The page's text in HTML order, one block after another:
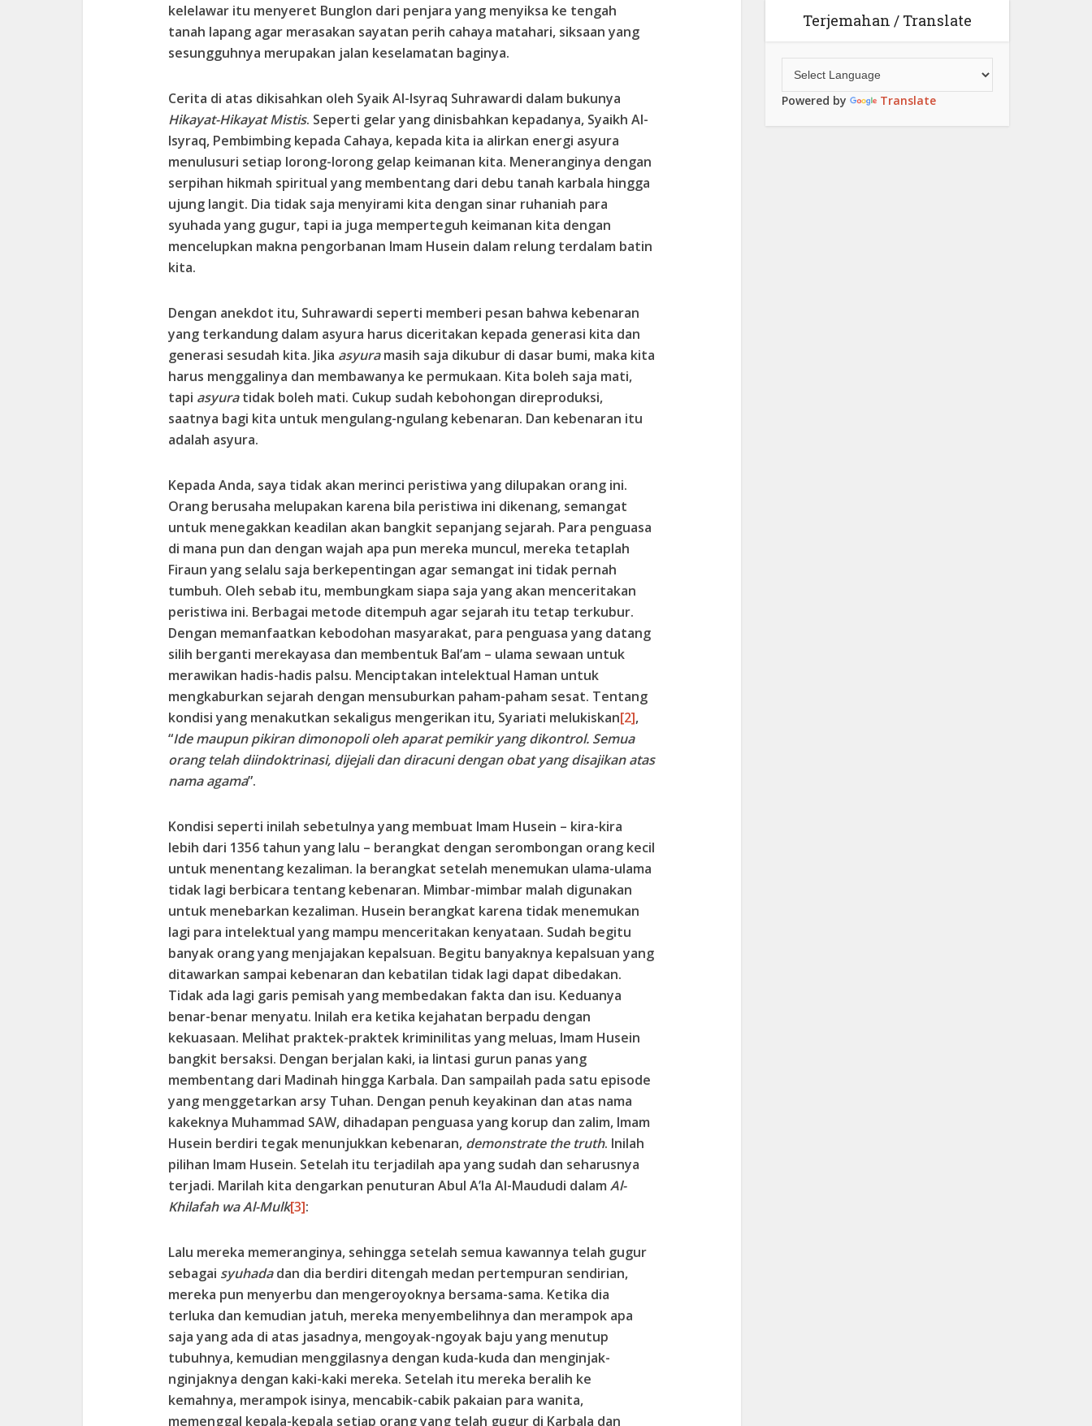
kelelawar itu menyeret Bunglon dari penjara yang menyiksa ke tengah
tanah lapang agar merasakan sayatan perih cahaya matahari, siksaan yang
sesungguhnya merupakan jalan keselamatan baginya.
Cerita di atas dikisahkan oleh Syaik Al-Isyraq Suhrawardi dalam bukunya
Hikayat-Hikayat Mistis. Seperti gelar yang dinisbahkan kepadanya, Syaikh Al-
Isyraq, Pembimbing kepada Cahaya, kepada kita ia alirkan energi asyura
menulusuri setiap lorong-lorong gelap keimanan kita. Meneranginya dengan
serpihan hikmah spiritual yang membentang dari debu tanah karbala hingga
ujung langit. Dia tidak saja menyirami kita dengan sinar ruhaniah para
syuhada yang gugur, tapi ia juga memperteguh keimanan kita dengan
mencelupkan makna pengorbanan Imam Husein dalam relung terdalam batin
kita.
Dengan anekdot itu, Suhrawardi seperti memberi pesan bahwa kebenaran
yang terkandung dalam asyura harus diceritakan kepada generasi kita dan
generasi sesudah kita. Jika asyuramasih saja dikubur di dasar bumi, maka kita
harus menggalinya dan membawanya ke permukaan. Kita boleh saja mati,
tapi asyuratidak boleh mati. Cukup sudah kebohongan direproduksi,
saatnya bagi kita untuk mengulang-ngulang kebenaran. Dan kebenaran itu
adalah asyura.
Kepada Anda, saya tidak akan merinci peristiwa yang dilupakan orang ini.
Orang berusaha melupakan karena bila peristiwa ini dikenang, semangat
untuk menegakkan keadilan akan bangkit sepanjang sejarah. Para penguasa
di mana pun dan dengan wajah apa pun mereka muncul, mereka tetaplah
Firaun yang selalu saja berkepentingan agar semangat ini tidak pernah
tumbuh. Oleh sebab itu, membungkam siapa saja yang akan menceritakan
peristiwa ini. Berbagai metode ditempuh agar sejarah itu tetap terkubur.
Dengan memanfaatkan kebodohan masyarakat, para penguasa yang datang
silih berganti merekayasa dan membentuk Bal’am – ulama sewaan untuk
merawikan hadis-hadis palsu. Menciptakan intelektual Haman untuk
mengkaburkan sejarah dengan mensuburkan paham-paham sesat. Tentang
kondisi yang menakutkan sekaligus mengerikan itu, Syariati melukiskan[2],
“Ide maupun pikiran dimonopoli oleh aparat pemikir yang dikontrol. Semua
orang telah diindoktrinasi, dijejali dan diracuni dengan obat yang disajikan atas
nama agama”.
Kondisi seperti inilah sebetulnya yang membuat Imam Husein – kira-kira
lebih dari 1356 tahun yang lalu – berangkat dengan serombongan orang kecil
untuk menentang kezaliman. Ia berangkat setelah menemukan ulama-ulama
tidak lagi berbicara tentang kebenaran. Mimbar-mimbar malah digunakan
untuk menebarkan kezaliman. Husein berangkat karena tidak menemukan
lagi para intelektual yang mampu menceritakan kenyataan. Sudah begitu
banyak orang yang menjajakan kepalsuan. Begitu banyaknya kepalsuan yang
ditawarkan sampai kebenaran dan kebatilan tidak lagi dapat dibedakan.
Tidak ada lagi garis pemisah yang membedakan fakta dan isu. Keduanya
benar-benar menyatu. Inilah era ketika kejahatan berpadu dengan
kekuasaan. Melihat praktek-praktek kriminilitas yang meluas, Imam Husein
bangkit bersaksi. Dengan berjalan kaki, ia lintasi gurun panas yang
membentang dari Madinah hingga Karbala. Dan sampailah pada satu episode
yang menggetarkan arsy Tuhan. Dengan penuh keyakinan dan atas nama
kakeknya Muhammad SAW, dihadapan penguasa yang korup dan zalim, Imam
Husein berdiri tegak menunjukkan kebenaran, demonstrate the truth. Inilah
pilihan Imam Husein. Setelah itu terjadilah apa yang sudah dan seharusnya
terjadi. Marilah kita dengarkan penuturan Abul A’la Al-Maududi dalam Al-
Khilafah wa Al-Mulk[3]:
Lalu mereka memeranginya, sehingga setelah semua kawannya telah gugur
sebagai syuhadadan dia berdiri ditengah medan pertempuran sendirian,
mereka pun menyerbu dan mengeroyoknya bersama-sama. Ketika dia
terluka dan kemudian jatuh, mereka menyembelihnya dan merampok apa
saja yang ada di atas jasadnya, mengoyak-ngoyak baju yang menutup
tubuhnya, kemudian menggilasnya dengan kuda-kuda dan menginjak-
nginjaknya dengan kaki-kaki mereka. Setelah itu mereka beralih ke
kemahnya, merampok isinya, mencabik-cabik pakaian para wanita,
memenggal kepala-kepala setiap orang yang telah gugur di Karbala dan
Terjemahan / Translate
Powered by Translate